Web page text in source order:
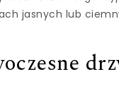
jasnych lub